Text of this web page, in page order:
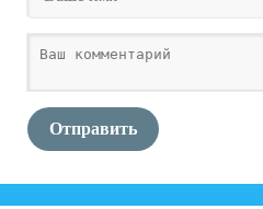
Отправить